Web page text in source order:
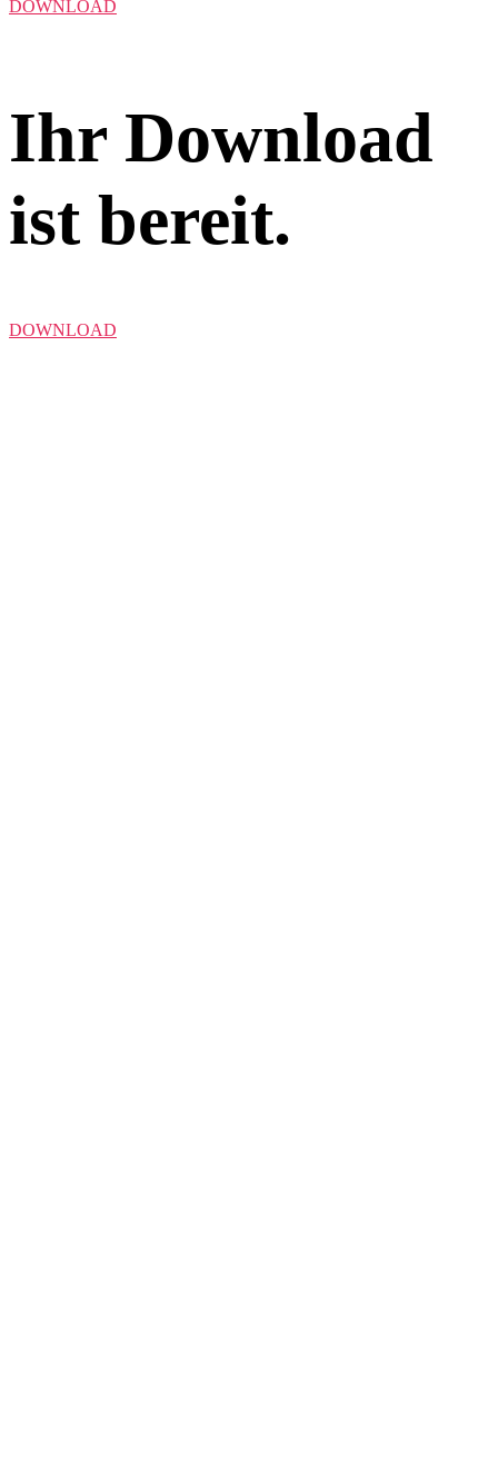
DOWNLOAD
Ihr Download
ist bereit.
DOWNLOAD